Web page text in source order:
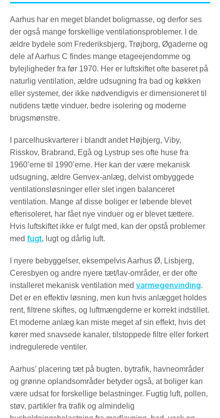
Aarhus har en meget blandet boligmasse, og derfor ses
der også mange forskellige ventilationsproblemer. I de
ældre bydele som Frederiksbjerg, Trøjborg, Øgaderne og
dele af Aarhus C findes mange etageejendomme og
bylejligheder fra før 1970. Her er luftskiftet ofte baseret på
naturlig ventilation, ældre udsugning fra bad og køkken
eller systemer, der ikke nødvendigvis er dimensioneret til
nutidens tætte vinduer, bedre isolering og moderne
brugsmønstre.
I parcelhuskvarterer i blandt andet Højbjerg, Viby,
Risskov, Brabrand, Egå og Lystrup ses ofte huse fra
1960’erne til 1990’erne. Her kan der være mekanisk
udsugning, ældre Genvex-anlæg, delvist ombyggede
ventilationsløsninger eller slet ingen balanceret
ventilation. Mange af disse boliger er løbende blevet
efterisoleret, har fået nye vinduer og er blevet tættere.
Hvis luftskiftet ikke er fulgt med, kan der opstå problemer
med fugt, lugt og dårlig luft.
I nyere bebyggelser, eksempelvis Aarhus Ø, Lisbjerg,
Ceresbyen og andre nyere tæt/lav-områder, er der ofte
installeret mekanisk ventilation med varmegenvinding.
Det er en effektiv løsning, men kun hvis anlægget holdes
rent, filtrene skiftes, og luftmængderne er korrekt indstillet.
Et moderne anlæg kan miste meget af sin effekt, hvis det
kører med snavsede kanaler, tilstoppede filtre eller forkert
indregulerede ventiler.
Aarhus’ placering tæt på bugten, bytrafik, havneområder
og grønne oplandsområder betyder også, at boliger kan
være udsat for forskellige belastninger. Fugtig luft, pollen,
støv, partikler fra trafik og almindelig